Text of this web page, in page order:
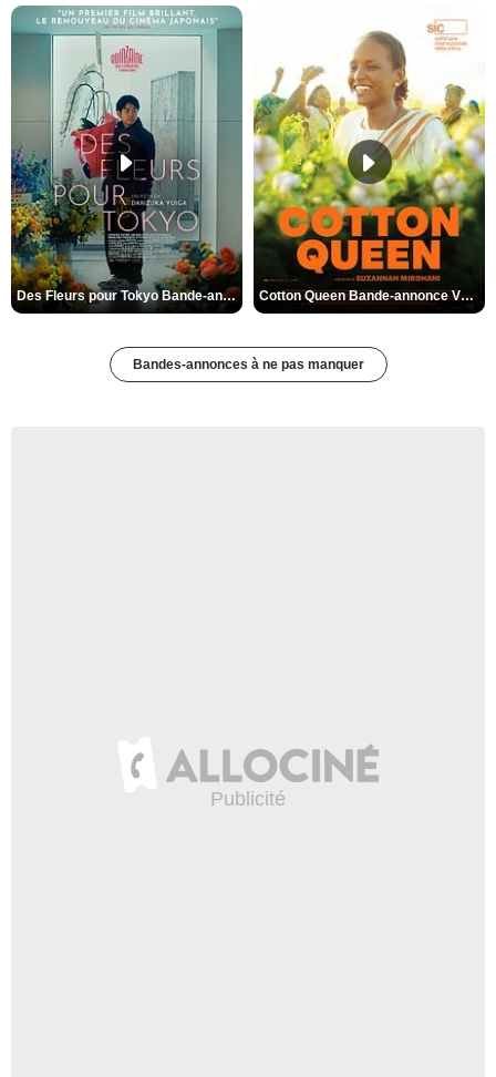
Des Fleurs pour Tokyo Bande-annonce VO STFR Cotton Queen Bande-annonce VO STFR
Bandes-annonces à ne pas manquer